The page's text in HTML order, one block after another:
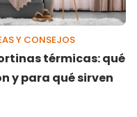
Y CONSEJOS
térmicas: qué
y para qué sirven